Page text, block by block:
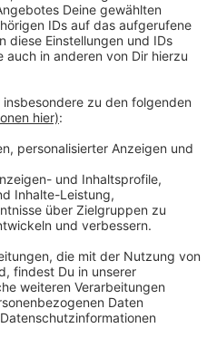
bei der vermietenden
Zur Not als
Mieterverein zu diesem
erhalten, als in den
bald kommen, sagt
könnten Gas und andere
rund 500 Euro mehr kosten,